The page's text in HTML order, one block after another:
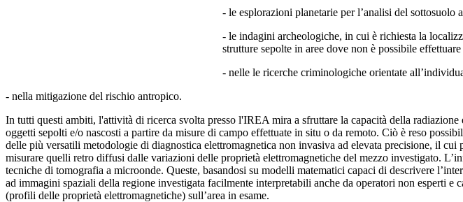
- le esplorazioni planetarie per l’analisi del sottosuolo
- le indagini archeologiche, in cui è richiesta la
strutture sepolte in aree dove non è possibile effettuare
- nelle le ricerche criminologiche orientate
- nella mitigazione del rischio antropico.
In tutti questi ambiti, l'attività di ricerca svolta presso l'IREA mira a sfruttare la capacità della
oggetti sepolti e/o nascosti a partire da misure di campo effettuate in situ o da remoto. Ciò è reso
delle più versatili metodologie di diagnostica elettromagnetica non invasiva ad elevata precisione, il
misurare quelli retro diffusi dalle variazioni delle proprietà elettromagnetiche del mezzo investigato.
tecniche di tomografia a microonde. Queste, basandosi su modelli matematici capaci di descrivere
ad immagini spaziali della regione investigata facilmente interpretabili anche da operatori non esperti
(profili delle proprietà elettromagnetiche) sull’area in esame.